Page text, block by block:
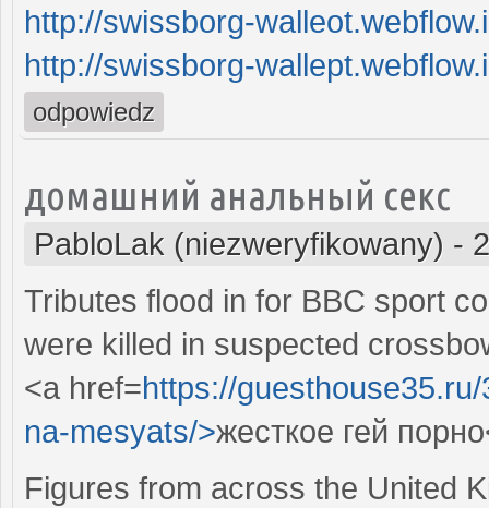
http://swissborg-
http://swissborg-
odpowiedz
домашний анальный секс
PabloLak (niezweryfikowany) -
Tributes flood in for BBC sport
were killed in suspected
<a href=https://
na-mesyats/>жесткое гей
Figures from across the United